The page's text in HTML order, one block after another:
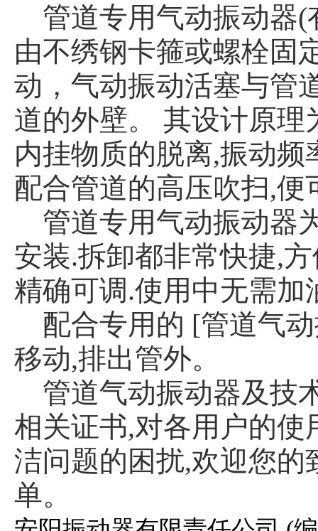
管道专用气动振动器
由不绣钢卡箍或螺栓固
动，气动振动活塞与管
道的外壁。 其设计原
内挂物质的脱离,振动频
配合管道的高压吹扫,
管道专用气动振动器
安装.拆卸都非常快捷,
精确可调.使用中无需加
配合专用的 [管道气
移动,排出管外。
管道气动振动器及技
相关证书,对各用户的
洁问题的困扰,欢迎您
单。